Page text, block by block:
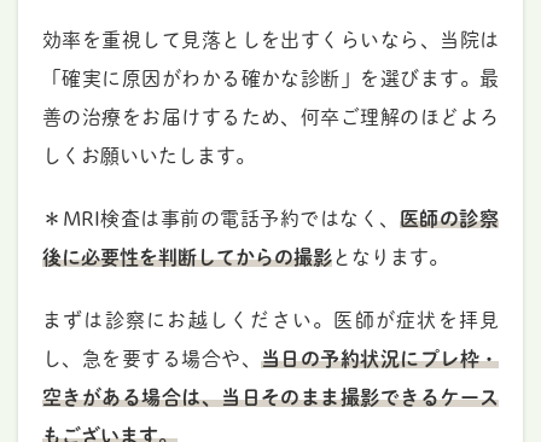
効率を重視して見落としを出すくらいなら、当院は
「確実に原因がわかる確かな診断」を選びます。最
善の治療をお届けするため、何卒ご理解のほどよろ
しくお願いいたします。
＊MRI検査は事前の電話予約ではなく、 医師の診察
後に必要性を判断してからの撮影となります。
まずは診察にお越しください。医師が症状を拝見
し、急を要する場合や、 当日の予約状況にプレ枠・
空きがある場合は、当日そのまま撮影できるケース
もございます。